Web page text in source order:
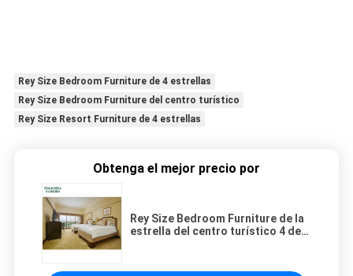
Rey Size Bedroom Furniture de 4 estrellas
Rey Size Bedroom Furniture del centro turístico
Rey Size Resort Furniture de 4 estrellas
Obtenga el mejor precio por
Rey Size Bedroom Furniture de la
estrella del centro turístico 4 de